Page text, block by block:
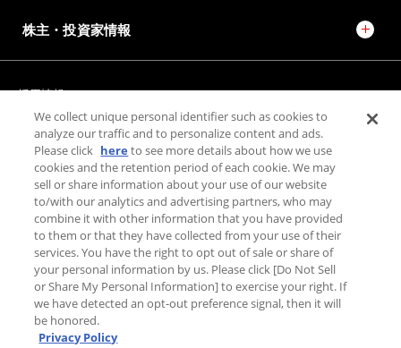
株主・投資家情報
採用情報 JTEKT STORIES
JTEKT SPORTS
JTEKT ENGINEERING JOURNAL
施設紹介
お問い合わせ
個人情報保護方針
利用規約
利用者情報の外部送信について
We collect unique personal identifier such as cookies to
analyze our traffic and to personalize content and ads.
Please click here to see more details about how we use
cookies and the retention period of each cookie. We may
sell or share information about your use of our website
to/with our analytics and advertising partners, who may
combine it with other information that you have provided
to them or that they have collected from your use of their
services. You have the right to opt out of sale or share of
your personal information by us. Please click [Do Not Sell
or Share My Personal Information] to exercise your right. If
we have detected an opt-out preference signal, then it will
be honored.
Privacy Policy